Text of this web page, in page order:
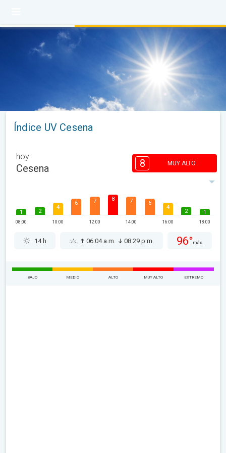
Índice UV Cesena
hoy
Cesena 8 MUY ALTO
1
08:00
2
4
10:00
6 7
12:00
8 7
14:00
6
4
16:00
2 1
18:00
14 h 06:04 a.m. 08:29 p.m. 96° máx.
BAJO MEDIO ALTO MUY ALTO EXTREMO